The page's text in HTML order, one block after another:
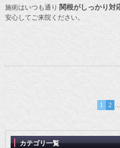
施術はいつも通り 関根がしっかり対
安心してご来院ください。
1 2 …
カテゴリ一覧